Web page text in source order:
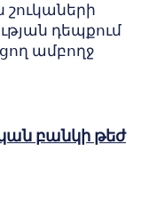
դեպքում
ամբողջ
բանկի թեժ